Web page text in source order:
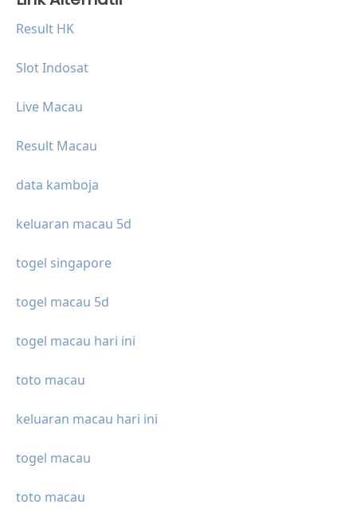
Result HK
Slot Indosat
Live Macau
Result Macau
data kamboja
keluaran macau 5d
togel singapore
togel macau 5d
togel macau hari ini
toto macau
keluaran macau hari ini
togel macau
toto macau